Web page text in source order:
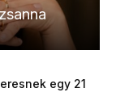
egy 21